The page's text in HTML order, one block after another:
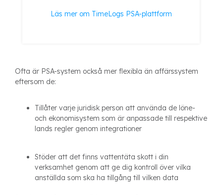
Läs mer om TimeLogs PSA-plattform
Ofta är PSA-system också mer flexibla än affärssystem
eftersom de:
Tillåter varje juridisk person att använda de löne-
och ekonomisystem som är anpassade till respektive
lands regler genom integrationer
Stöder att det finns vattentäta skott i din
verksamhet genom att ge dig kontroll över vilka
anställda som ska ha tillgång till vilken data